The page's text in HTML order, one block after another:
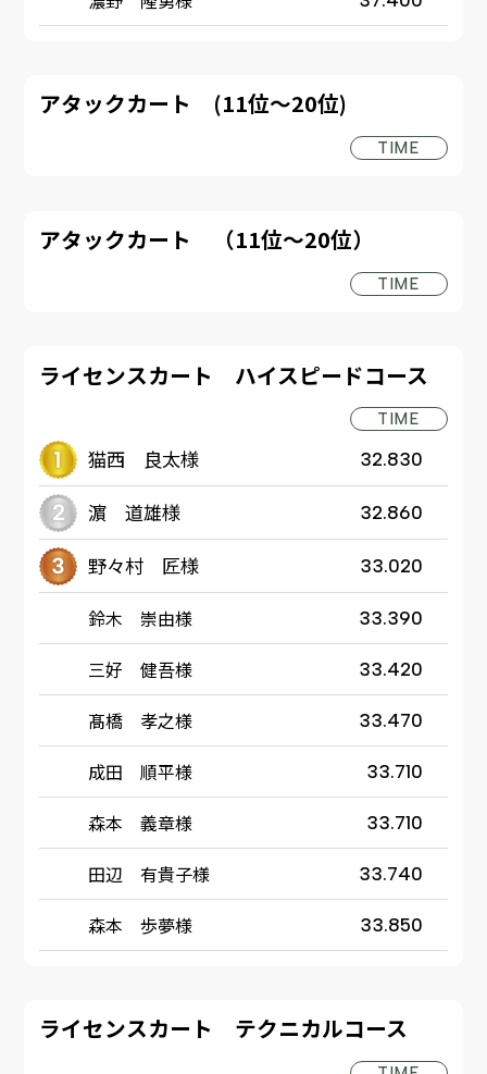
アタックカート (11位～20位)
TIME
アタックカート （11位～20位）
TIME
ライセンスカート ハイスピードコース
TIME
猫西 良太様 32.830
濵 道雄様 32.860
野々村 匠様 33.020
鈴木 崇由様 33.390
三好 健吾様 33.420
髙橋 孝之様 33.470
成田 順平様 33.710
森本 義章様 33.710
田辺 有貴子様 33.740
森本 歩夢様 33.850
ライセンスカート テクニカルコース